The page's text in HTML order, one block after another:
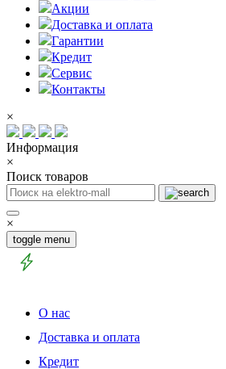
Акции
Доставка и оплата
Гарантии
Кредит
Сервис
Контакты
×
Информация
×
Поиск товаров
×
toggle menu
О нас
Доставка и оплата
Кредит